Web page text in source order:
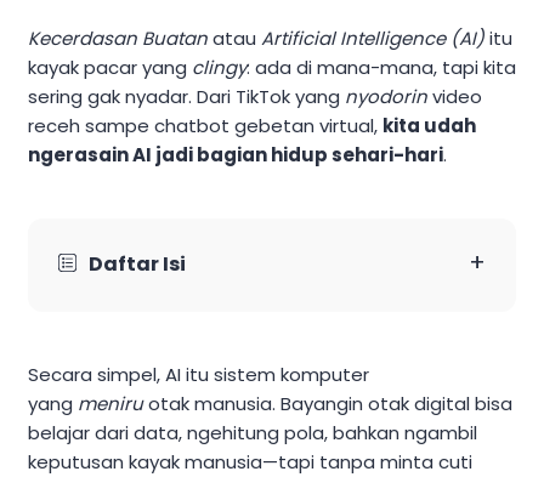
Kecerdasan Buatanatau Artificial Intelligence (AI)itu
kayak pacar yang clingy: ada di mana-mana, tapi kita
sering gak nyadar. Dari TikTok yang nyodorinvideo
receh sampe chatbot gebetan virtual, kita udah
ngerasain AI jadi bagian hidup sehari-hari.
Daftar Isi +
Secara simpel, AI itu sistem komputer
yang meniruotak manusia. Bayangin otak digital bisa
belajar dari data, ngehitung pola, bahkan ngambil
keputusan kayak manusia—tapi tanpa minta cuti